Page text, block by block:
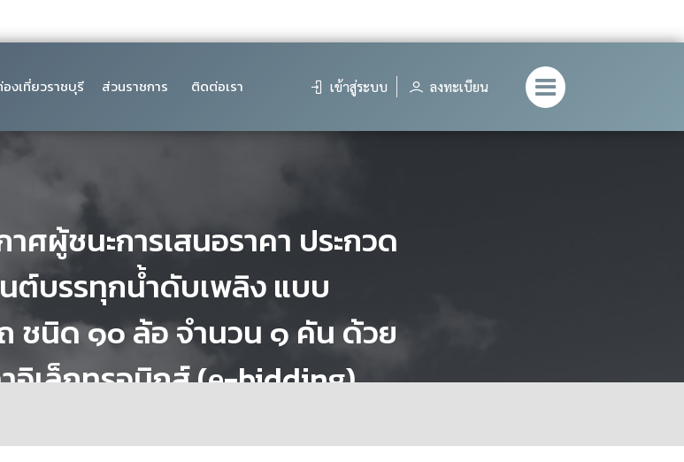
องเที่ยวราชบุรี ส่วนราชการ ติดต่อเรา เข้าสู่ระบบ ลงทะเบียน
าศผู้ชนะการเสนอราคา ประกวด
ต์บรรทุกน้ำดับเพลิง แบบ
ชนิด ๑๐ ล้อ จำนวน ๑ คัน ด้วย
อิเล็กทรอนิกส์ (e-bidding)